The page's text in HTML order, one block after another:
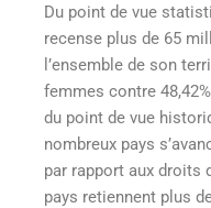
Du point de vue
recense plus de 65
l’ensemble de son
femmes contre
du point de vue
nombreux pays
par rapport aux droits
pays retiennent plus